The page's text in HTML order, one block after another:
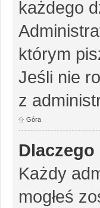
każdego
którym
Jeśli nie
z
Góra
Dlaczego
Każdy
mogłeś